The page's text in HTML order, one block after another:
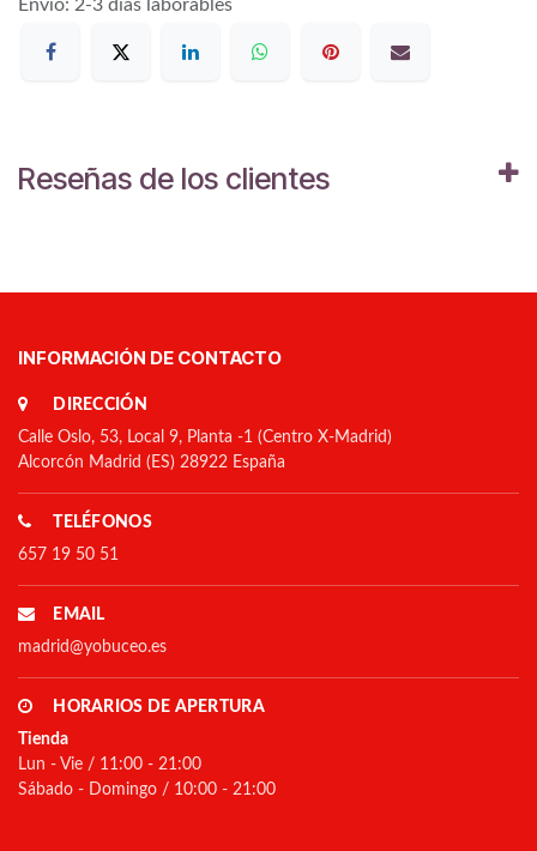
Envío: 2-3 días laborables
Reseñas de los clientes
INFORMACIÓN DE CONTACTO
DIRECCIÓN
Calle Oslo, 53, Local 9, Planta -1 (Centro X-Madrid)
Alcorcón Madrid (ES) 28922 España
TELÉFONOS
657 19 50 51
EMAIL
madrid@yobuceo.es
HORARIOS DE APERTURA
Tienda
Lun - Vie / 11:00 - 21:00
Sábado - Domingo / 10:00 - 21:00